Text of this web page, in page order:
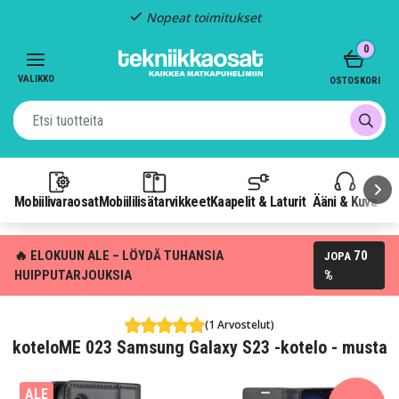
Nopeat toimitukset
VALIKKO
MobiilivaraosatMobiililisätarvikkeetKaapelit & Laturit Ääni & Kuva
0
OSTOSKORI
🔥 ELOKUUN ALE – LÖYDÄ TUHANSIA
HUIPPUTARJOUKSIA
JOPA 70
%
(1 Arvostelut)
koteloME 023 Samsung Galaxy S23 -kotelo - musta
ALE